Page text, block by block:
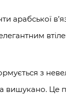
арабської
з
Це